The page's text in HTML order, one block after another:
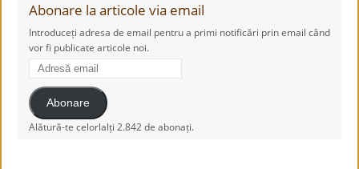
Abonare la articole via email
Introduceți adresa de email pentru a primi notificări prin email când
vor fi publicate articole noi.
Adresă
email
Abonare
Alătură-te celorlalți 2.842 de abonați.